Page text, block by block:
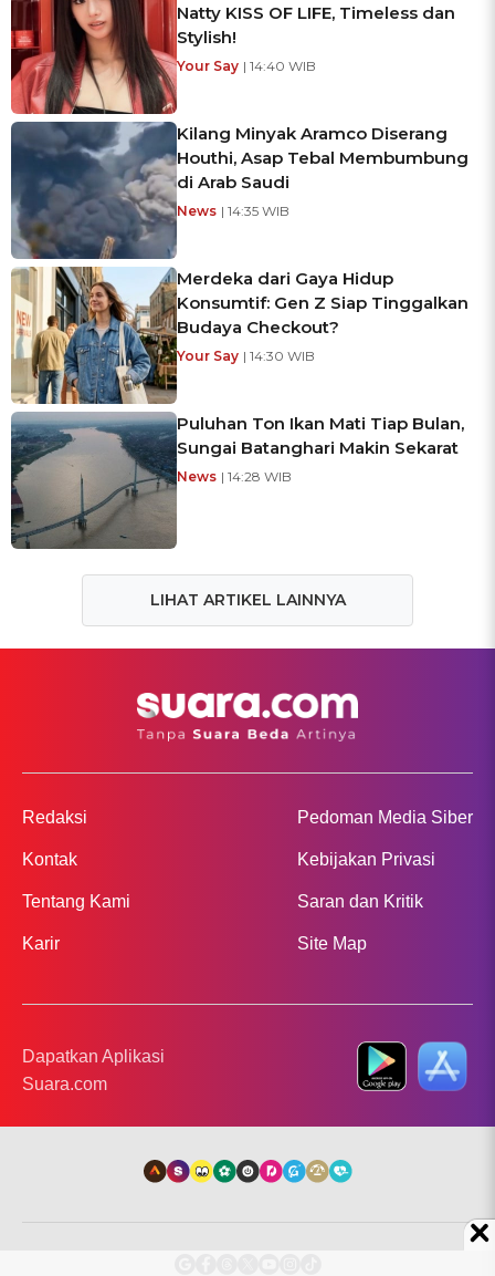
Natty KISS OF LIFE, Timeless dan
Stylish!
Your Say | 14:40 WIB
Kilang Minyak Aramco Diserang
Houthi, Asap Tebal Membumbung
di Arab Saudi
News | 14:35 WIB
Merdeka dari Gaya Hidup
Konsumtif: Gen Z Siap Tinggalkan
Budaya Checkout?
Your Say | 14:30 WIB
Puluhan Ton Ikan Mati Tiap Bulan,
Sungai Batanghari Makin Sekarat
News | 14:28 WIB
LIHAT ARTIKEL LAINNYA
Redaksi
Kontak
Tentang Kami
Karir
Pedoman Media Siber
Kebijakan Privasi
Saran dan Kritik
Site Map
Dapatkan Aplikasi
Suara.com